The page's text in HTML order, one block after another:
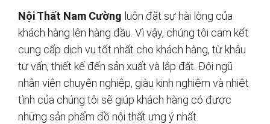
Nội Thất Nam Cường luôn đặt sự hài lòng của
khách hàng lên hàng đầu. Vì vậy, chúng tôi cam kết
cung cấp dịch vụ tốt nhất cho khách hàng, từ khâu
tư vấn, thiết kế đến sản xuất và lắp đặt. Đội ngũ
nhân viên chuyên nghiệp, giàu kinh nghiệm và nhiệt
tình của chúng tôi sẽ giúp khách hàng có được
những sản phẩm đồ nội thất ưng ý nhất.